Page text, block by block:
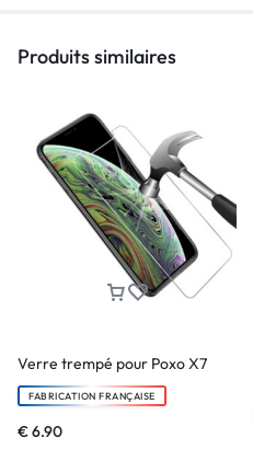
Produits similaires
Verre trempé pour Poxo X7
FABRICATION FRANÇAISE
€6.90